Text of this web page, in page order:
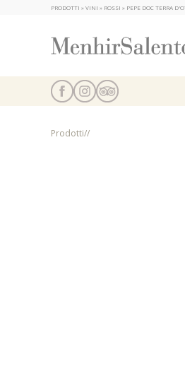
PRODOTTI » VINI » ROSSI » PEPE DOC TERRA
Prodotti//